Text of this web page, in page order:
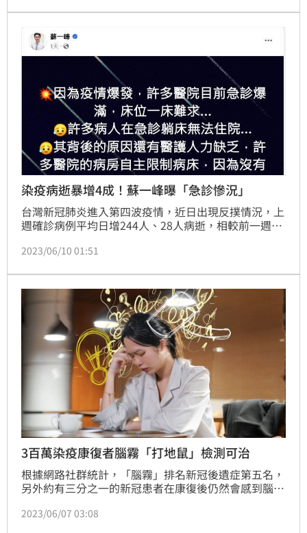
度，今年預計會進貨600萬至700萬劑。（記者：簡浩
正）
染疫病逝暴增4成！蘇一峰曝「急診慘況」
台灣新冠肺炎進入第四波疫情，近日出現反撲情況，上
週確診病例平均日增244人、28人病逝，相較前一週暴
一峰曝光急診現況，忍不住痛批「再繼續砍健保啊！」
2023/06/10 01:51
3百萬染疫康復者腦霧「打地鼠」檢測可治
根據網路社群統計，「腦霧」排名新冠後遺症第五名，
另外約有三分之一的新冠患者在康復後仍然會感到腦霧
神科醫師更推算，全台腦霧後遺症的人數超過300萬
2023/06/07 03:08